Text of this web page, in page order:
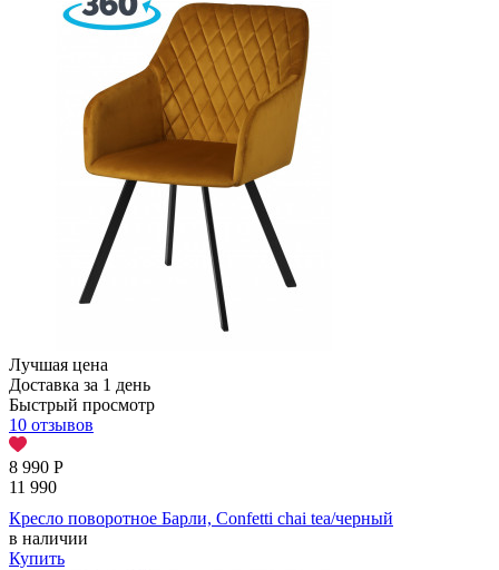
Лучшая цена
Доставка за 1 день
Быстрый просмотр
10 отзывов
8 990 Р
11 990
Кресло поворотное Барли, Confetti chai tea/черный
в наличии
Купить